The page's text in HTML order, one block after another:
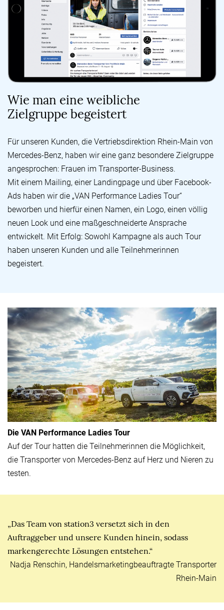
Wie man eine weibliche
Zielgruppe begeistert
Für unseren Kunden, die Vertriebsdirektion Rhein-Main von
Mercedes-Benz, haben wir eine ganz besondere Zielgruppe
angesprochen: Frauen im Transporter-Business.
Mit einem Mailing, einer Landingpage und über Facebook-
Ads haben wir die „VAN Performance Ladies Tour“
beworben und hierfür einen Namen, ein Logo, einen völlig
neuen Look und eine maßgeschneiderte Ansprache
entwickelt. Mit Erfolg: Sowohl Kampagne als auch Tour
haben unseren Kunden und alle Teilnehmerinnen
begeistert.
Die VAN Performance Ladies Tour
Auf der Tour hatten die Teilnehmerinnen die Möglichkeit,
die Transporter von Mercedes-Benz auf Herz und Nieren zu
testen.
„Das Team von station3 versetzt sich in den
Auftraggeber und unsere Kunden hinein, sodass
markengerechte Lösungen entstehen.“
Nadja Renschin, Handelsmarketingbeauftragte Transporter
Rhein-Main